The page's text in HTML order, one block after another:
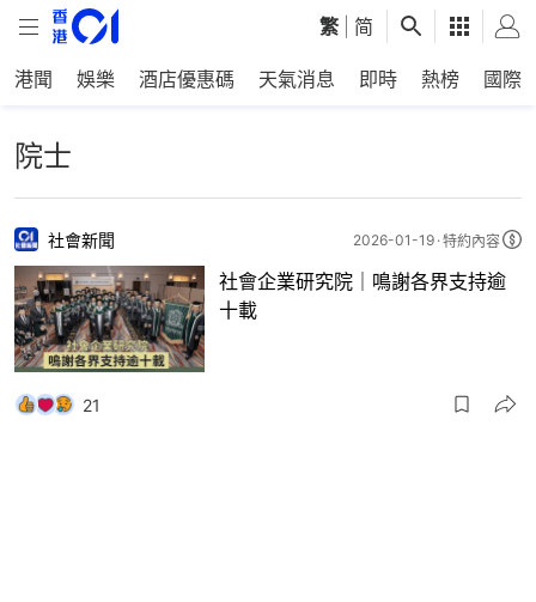
繁 简
港聞 娛樂 酒店優惠碼 天氣消息 即時 熱榜 國際
院士
社會新聞 2026-01-19 特約內容
社會企業研究院｜鳴謝各界支持逾
十載
21